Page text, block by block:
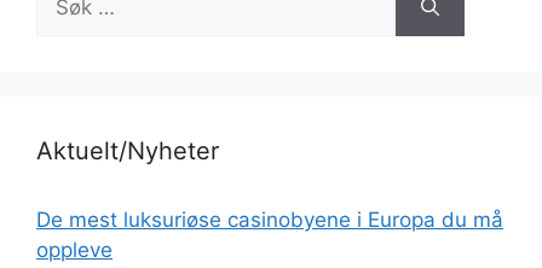
etter:
Aktuelt/Nyheter
De mest luksuriøse casinobyene i Europa du må
oppleve